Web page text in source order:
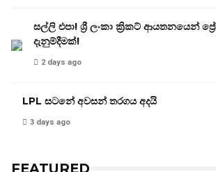
සල්ලි එපා! ශ්‍රී ලංකා ක්‍රිකට් ආයතනයෙන්
දැනුම්දීමක්!
2 days ago
LPL සටනේ අවසන් තරගය අදයි
3 days ago
FEATURED